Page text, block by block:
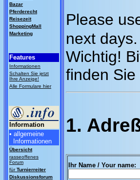
Bazar
Pferderecht
Reisezeit
ShoppingMall
Marketing
Features
Informationen
Schalten Sie jetzt
Ihre Anzeige!
Alle Formulare hier
Information
• allgemeine
Informationen
Übersicht
rasseoffenes
Forum
fürTurnierreiter
Diskussionsforum
Please
next
Wichtig!
finden Sie
1.
Ihr Name / Your name: